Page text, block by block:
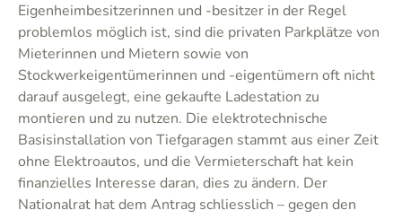
Eigenheimbesitzerinnen und -besitzer in der Regel
problemlos möglich ist, sind die privaten Parkplätze von
Mieterinnen und Mietern sowie von
Stockwerkeigentümerinnen und -eigentümern oft nicht
darauf ausgelegt, eine gekaufte Ladestation zu
montieren und zu nutzen. Die elektrotechnische
Basisinstallation von Tiefgaragen stammt aus einer Zeit
ohne Elektroautos, und die Vermieterschaft hat kein
finanzielles Interesse daran, dies zu ändern. Der
Nationalrat hat dem Antrag schliesslich – gegen den